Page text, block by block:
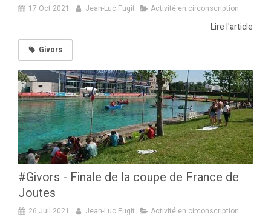
17 Oct 2021 Jean-Luc Fugit Activité en circonscription
Lire l'article
Givors
#Givors - Finale de la coupe de France de
Joutes
26 Juil 2021 Jean-Luc Fugit Activité en circonscription